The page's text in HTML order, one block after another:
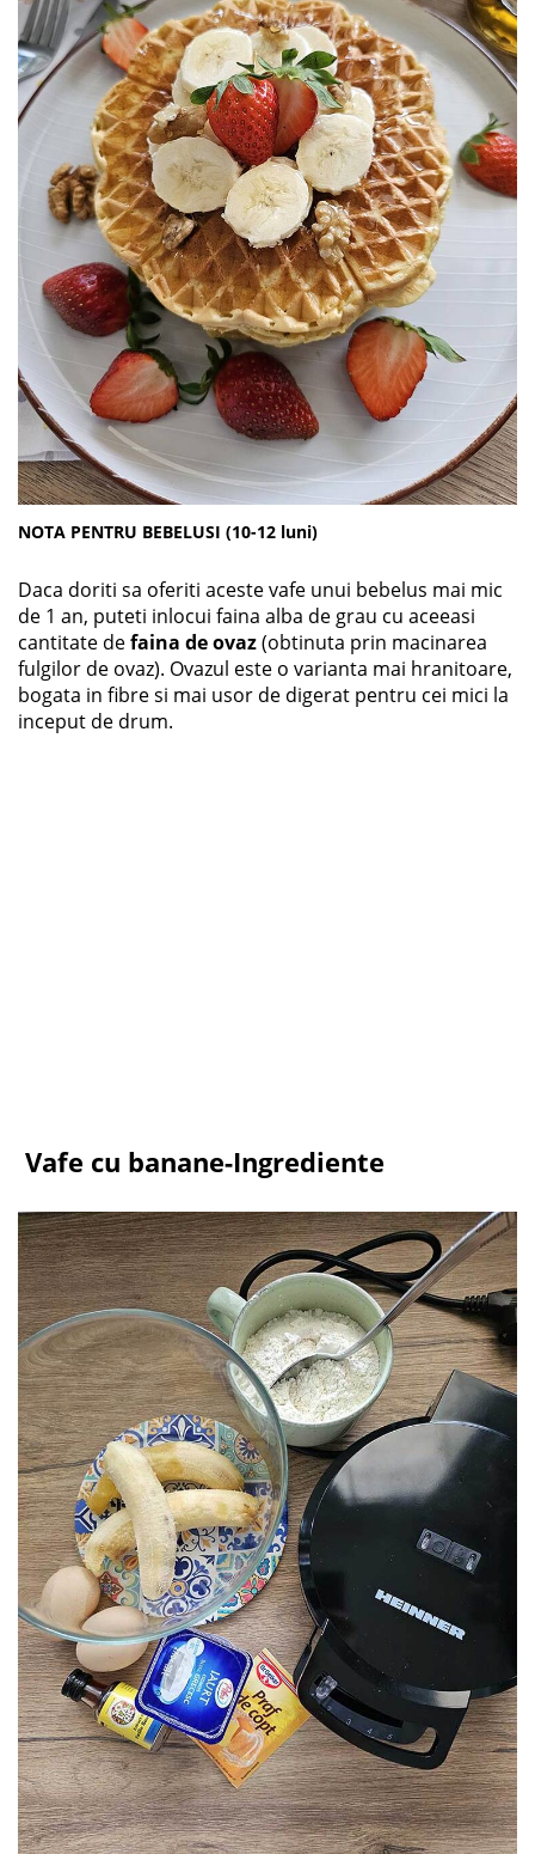
NOTA PENTRU BEBELUSI (10-12 luni)
​Daca doriti sa oferiti aceste vafe unui bebelus mai mic
de 1 an, puteti inlocui faina alba de grau cu aceeasi
cantitate defaina de ovaz(obtinuta prin macinarea
fulgilor de ovaz). Ovazul este o varianta mai hranitoare,
bogata in fibre si mai usor de digerat pentru cei mici la
inceput de drum.
​ Vafe cu banane-Ingrediente